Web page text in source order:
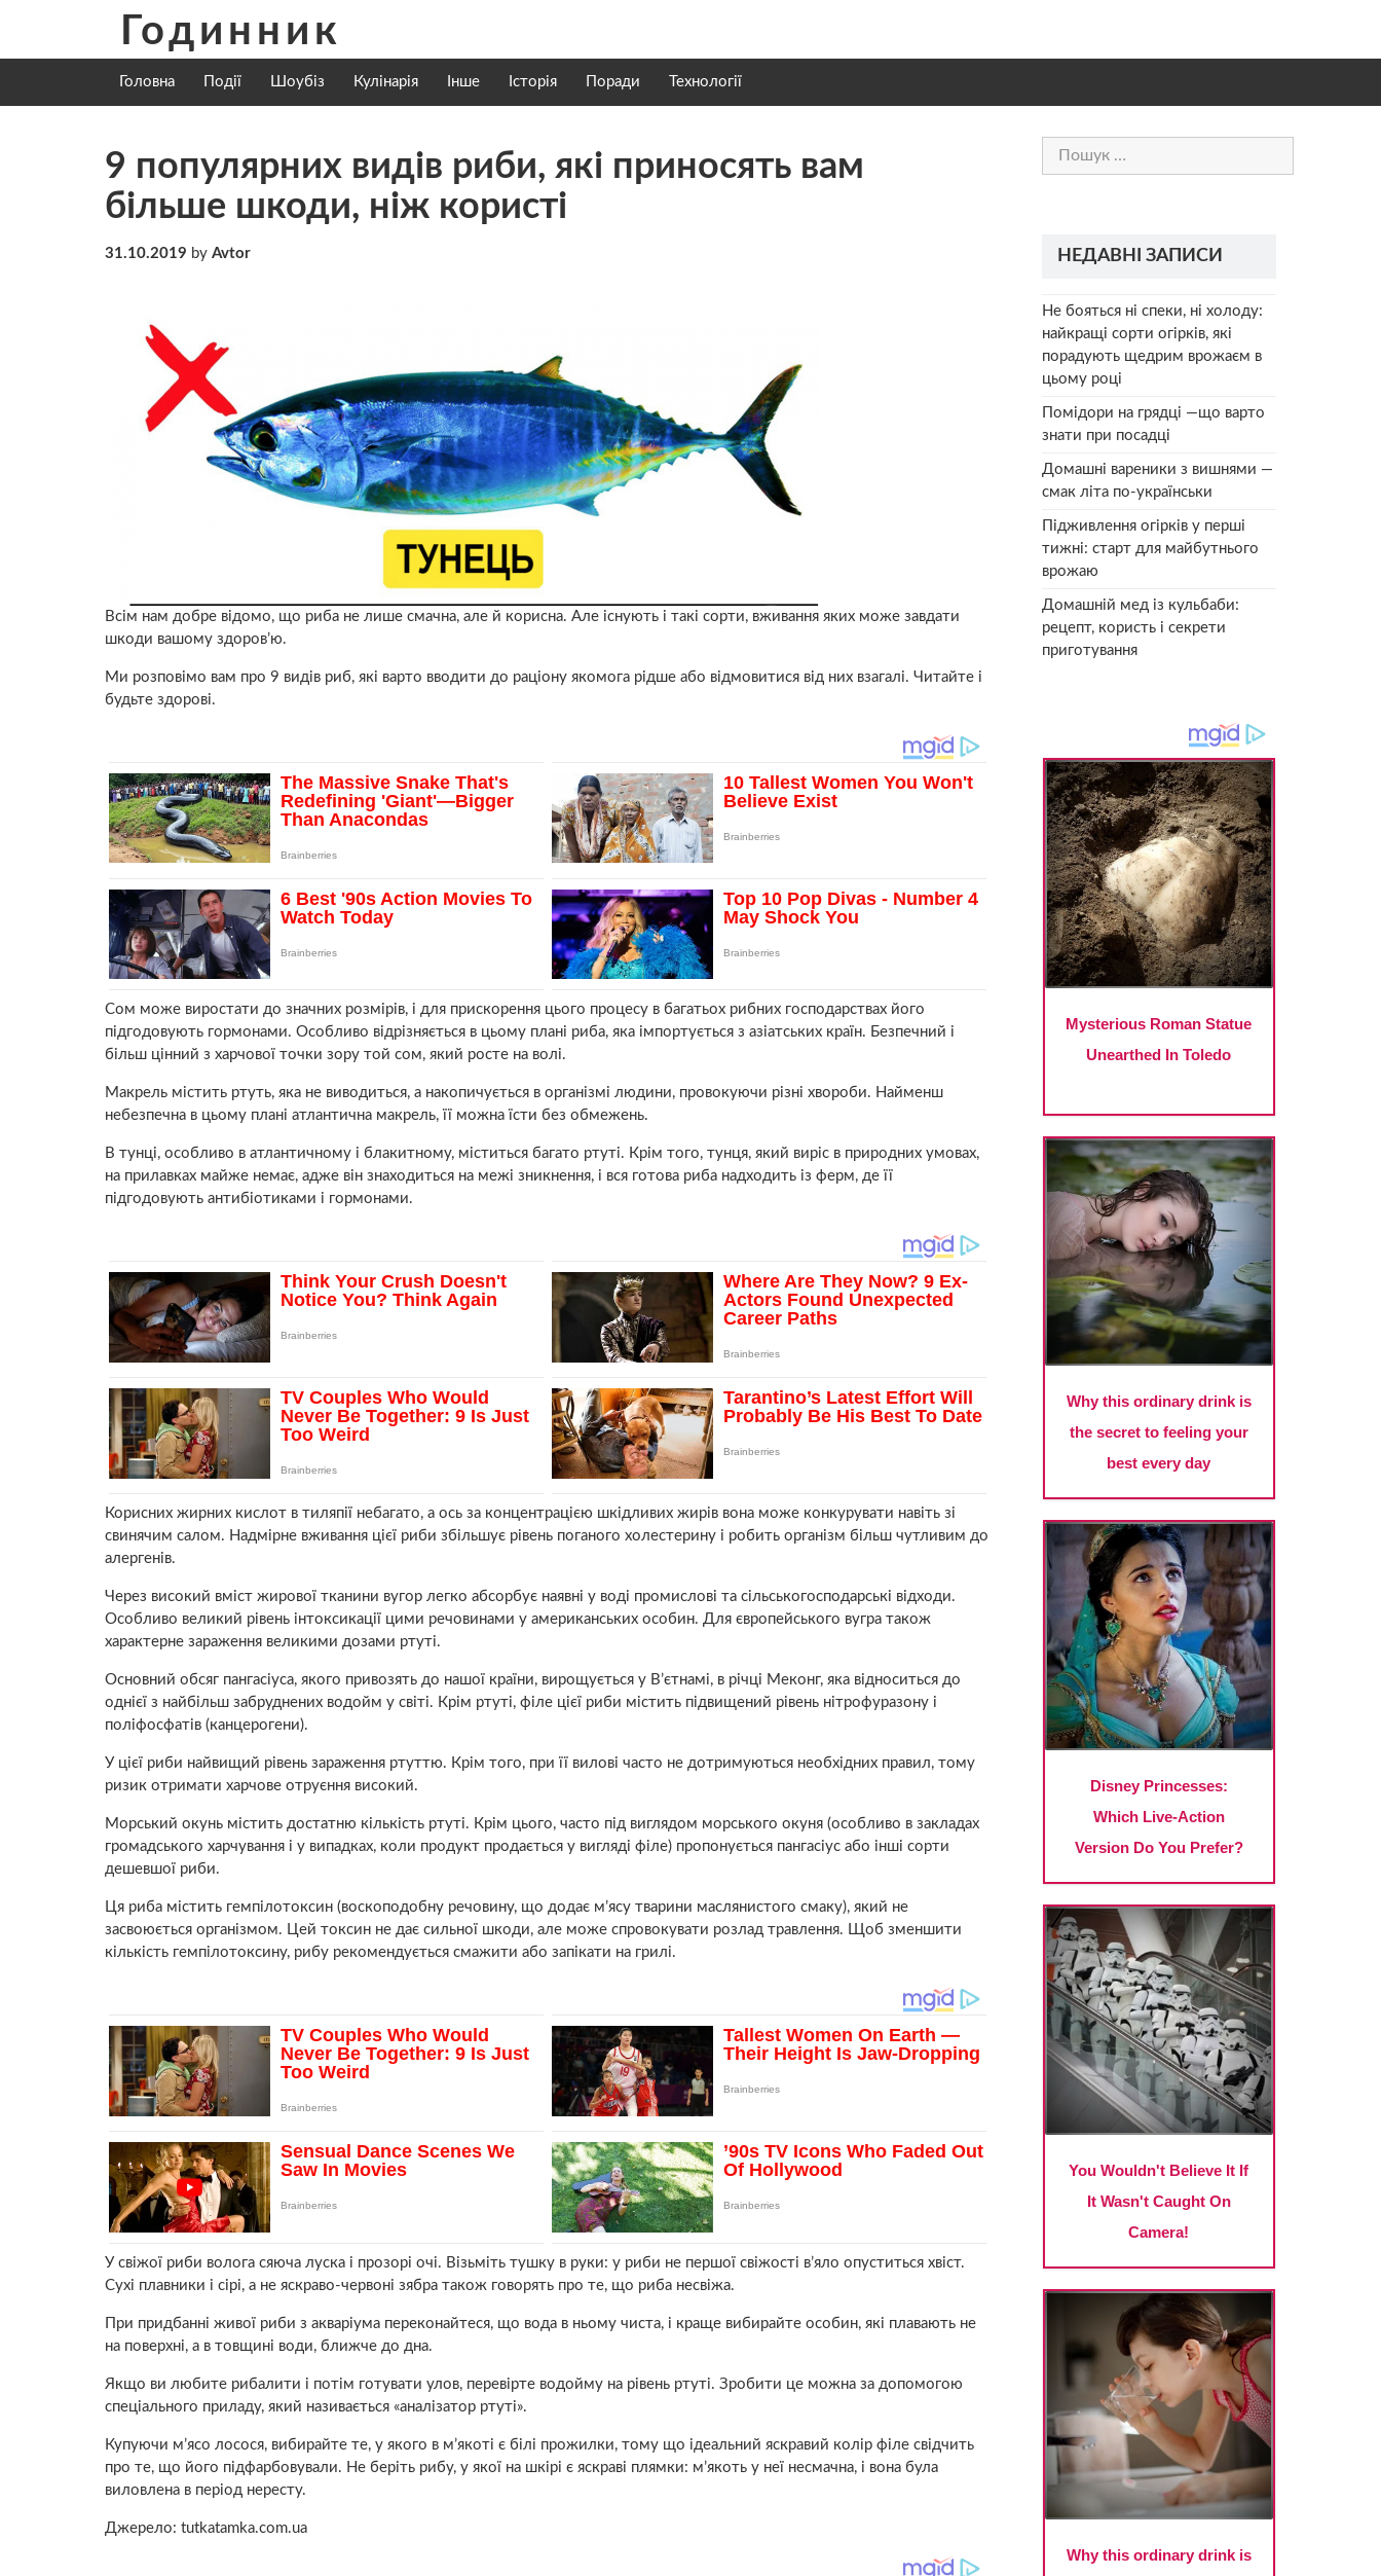
content
Годинник
Головна Події Шоубіз Кулінарія Інше Історія Поради Технології
9 популярних видів риби, які приносять вам
більше шкоди, ніж користі
31.10.2019 by Avtor
Всім нам добре відомо, що риба не лише смачна, але й корисна. Але існують і такі сорти, вживання яких може завдати
шкоди вашому здоров’ю.
Ми розповімо вам про 9 видів риб, які варто вводити до раціону якомога рідше або відмовитися від них взагалі. Читайте і
будьте здорові.
Сом може виростати до значних розмірів, і для прискорення цього процесу в багатьох рибних господарствах його
підгодовують гормонами. Особливо відрізняється в цьому плані риба, яка імпортується з азіатських країн. Безпечний і
більш цінний з харчової точки зору той сом, який росте на волі.
Макрель містить ртуть, яка не виводиться, а накопичується в організмі людини, провокуючи різні хвороби. Найменш
небезпечна в цьому плані атлантична макрель, її можна їсти без обмежень.
В тунці, особливо в атлантичному і блакитному, міститься багато ртуті. Крім того, тунця, який виріс в природних умовах,
на прилавках майже немає, адже він знаходиться на межі зникнення, і вся готова риба надходить із ферм, де її
підгодовують антибіотиками і гормонами.
Корисних жирних кислот в тиляпії небагато, а ось за концентрацією шкідливих жирів вона може конкурувати навіть зі
свинячим салом. Надмірне вживання цієї риби збільшує рівень поганого холестерину і робить організм більш чутливим до
алергенів.
Через високий вміст жирової тканини вугор легко абсорбує наявні у воді промислові та сільськогосподарські відходи.
Особливо великий рівень інтоксикації цими речовинами у американських особин. Для європейського вугра також
характерне зараження великими дозами ртуті.
Основний обсяг пангасіуса, якого привозять до нашої країни, вирощується у В’єтнамі, в річці Меконг, яка відноситься до
однієї з найбільш забруднених водойм у світі. Крім ртуті, філе цієї риби містить підвищений рівень нітрофуразону і
поліфосфатів (канцерогени).
У цієї риби найвищий рівень зараження ртуттю. Крім того, при її вилові часто не дотримуються необхідних правил, тому
ризик отримати харчове отруєння високий.
Морський окунь містить достатню кількість ртуті. Крім цього, часто під виглядом морського окуня (особливо в закладах
громадського харчування і у випадках, коли продукт продається у вигляді філе) пропонується пангасіус або інші сорти
дешевшої риби.
Ця риба містить гемпілотоксин (воскоподобну речовину, що додає м’ясу тварини маслянистого смаку), який не
засвоюється організмом. Цей токсин не дає сильної шкоди, але може спровокувати розлад травлення. Щоб зменшити
кількість гемпілотоксину, рибу рекомендується смажити або запікати на грилі.
У свіжої риби волога сяюча луска і прозорі очі. Візьміть тушку в руки: у риби не першої свіжості в’яло опуститься хвіст.
Сухі плавники і сірі, а не яскраво-червоні зябра також говорять про те, що риба несвіжа.
При придбанні живої риби з акваріума переконайтеся, що вода в ньому чиста, і краще вибирайте особин, які плавають не
на поверхні, а в товщині води, ближче до дна.
Якщо ви любите рибалити і потім готувати улов, перевірте водойму на рівень ртуті. Зробити це можна за допомогою
спеціального приладу, який називається «аналізатор ртуті».
Купуючи м’ясо лосося, вибирайте те, у якого в м’якоті є білі прожилки, тому що ідеальний яскравий колір філе свідчить
про те, що його підфарбовували. Не беріть рибу, у якої на шкірі є яскраві плямки: м’якоть у неї несмачна, і вона була
виловлена в період нересту.
Джерело: tutkatamka.com.ua
Пошук:
НЕДАВНІ ЗАПИСИ
Не бояться ні спеки, ні холоду:
найкращі сорти огірків, які
порадують щедрим врожаєм в
цьому році
Помідори на грядці —що варто
знати при посадці
Домашні вареники з вишнями —
смак літа по-українськи
Підживлення огірків у перші
тижні: старт для майбутнього
врожаю
Домашній мед із кульбаби:
рецепт, користь і секрети
приготування